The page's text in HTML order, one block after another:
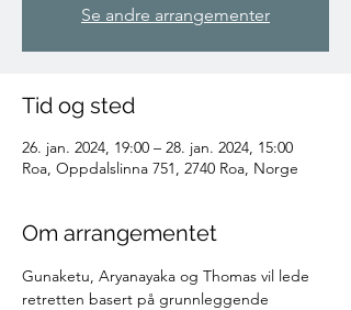
Se andre arrangementer
Tid og sted
26. jan. 2024, 19:00 – 28. jan. 2024, 15:00
Roa, Oppdalslinna 751, 2740 Roa, Norge
Om arrangementet
Gunaketu, Aryanayaka og Thomas vil lede
retretten basert på grunnleggende